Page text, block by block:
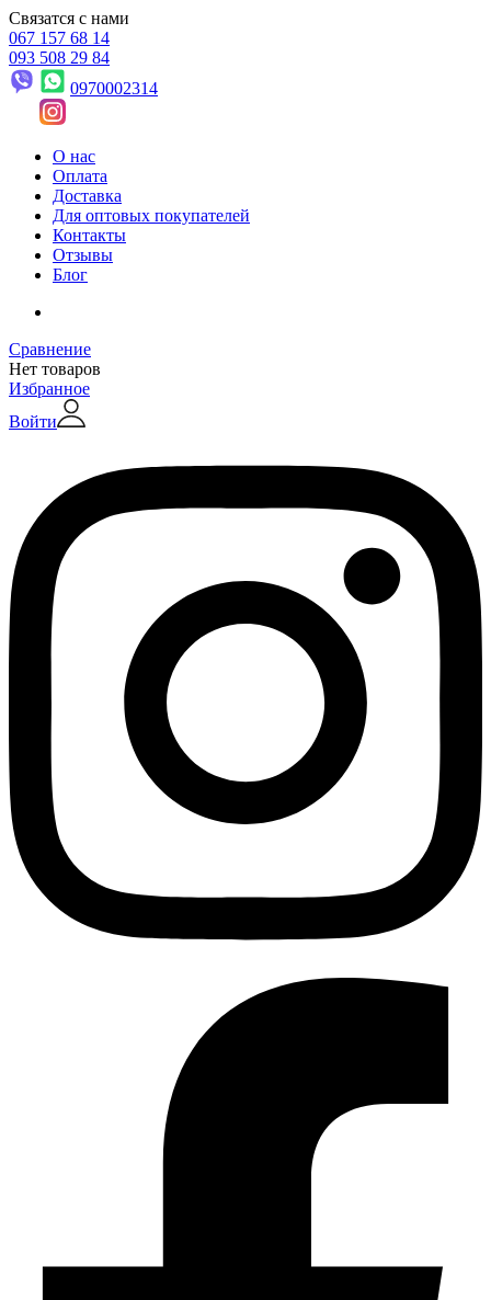
Связатся с нами
067 157 68 14
093 508 29 84
0970002314
О нас
Оплата
Доставка
Для оптовых покупателей
Контакты
Отзывы
Блог
Сравнение
Нет товаров
Избранное
Войти